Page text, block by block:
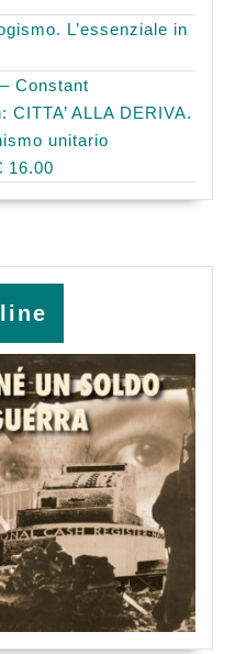
L’essenziale in
Constant
ALLA DERIVA.
unitario
16.00